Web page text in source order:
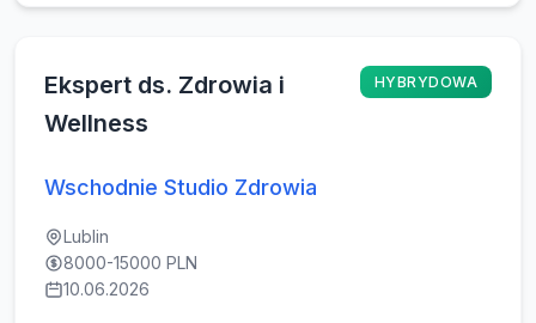
Ekspert ds. Zdrowia i
Wellness
HYBRYDOWA
Wschodnie Studio Zdrowia
Lublin
8000-15000 PLN
10.06.2026